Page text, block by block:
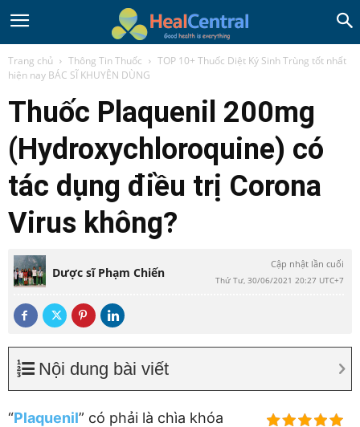
Trang chủ Thông Tin Thuốc
TOP 10+ Thuốc Diệt Ký Sinh Trùng tốt nhất
hiện nay BÁC SĨ KHUYÊN DÙNG
Thuốc Plaquenil 200mg
(Hydroxychloroquine) có
tác dụng điều trị Corona
Virus không?
Dược sĩ Phạm Chiến
Cập nhật lần cuối
Thứ Tư, 30/06/2021 20:27 UTC+7
Nội dung bài viết
“Plaquenil” có phải là chìa khóa